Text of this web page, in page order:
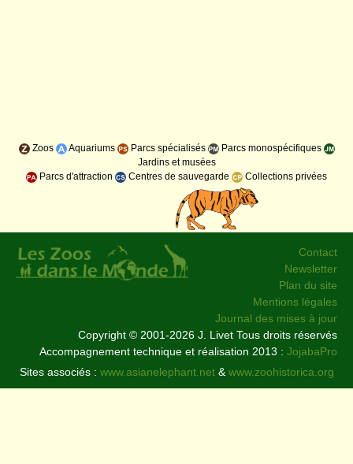
Zoos Aquariums Parcs spécialisés
Parcs monospécifiques
Jardins et musées
Parcs d'attraction
Centres de sauvegarde Collections privées
Contact
Newsletter
Plan du site
Mentions légales
Journal des mises à jour
Copyright © 2001-2026 J. Livet Tous droits réservés
Accompagnement technique et réalisation 2013 : JojabaPro
Sites associés : www.asianelephant.net& www.zoohistorica.org